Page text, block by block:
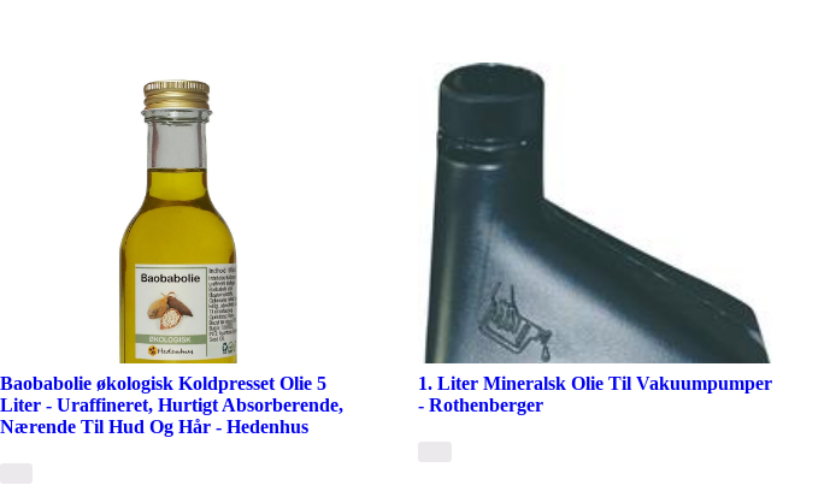
Baobabolie økologisk Koldpresset Olie 5
Liter - Uraffineret, Hurtigt Absorberende,
Nærende Til Hud Og Hår - Hedenhus
1. Liter Mineralsk Olie Til Vakuumpumper
- Rothenberger